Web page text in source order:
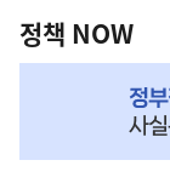
책
NOW,
정책 NOW